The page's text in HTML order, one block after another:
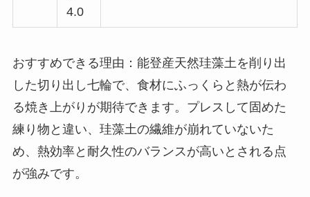
4.0
おすすめできる理由：能登産天然珪藻土を削り出
した切り出し七輪で、食材にふっくらと熱が伝わ
る焼き上がりが期待できます。プレスして固めた
練り物と違い、珪藻土の繊維が崩れていないた
め、熱効率と耐久性のバランスが高いとされる点
が強みです。